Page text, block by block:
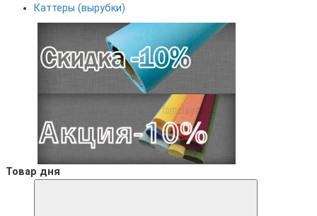
Каттеры (вырубки)
Товар дня